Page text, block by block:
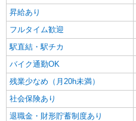
昇給あり
フルタイム歓迎
駅直結・駅チカ
バイク通勤OK
残業少なめ（月20h未満）
社会保険あり
退職金・財形貯蓄制度あり